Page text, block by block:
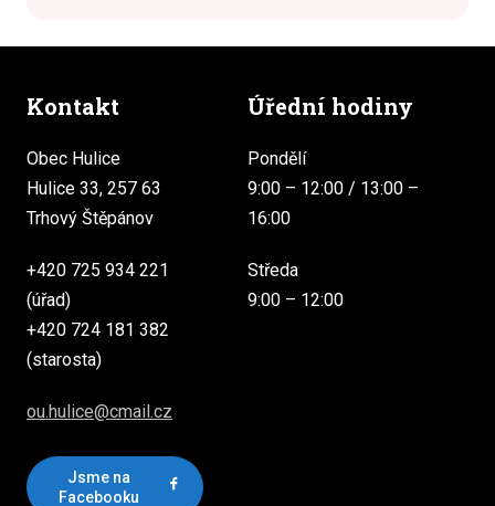
Kontakt
Obec Hulice
Hulice 33, 257 63
Trhový Štěpánov
+420 725 934 221
(úřad)
+420 724 181 382
(starosta)
ou.hulice@cmail.cz
Jsme na
Facebooku
Úřední hodiny
Pondělí
9:00 – 12:00 / 13:00 –
16:00
Středa
9:00 – 12:00